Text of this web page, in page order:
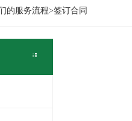
的服务流程>签订合同